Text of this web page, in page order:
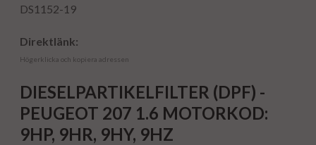
DS1152-19
Direktlänk:
Högerklicka och kopiera adressen
DIESELPARTIKELFILTER (DPF) -
PEUGEOT 207 1.6 MOTORKOD:
9HP, 9HR, 9HY, 9HZ